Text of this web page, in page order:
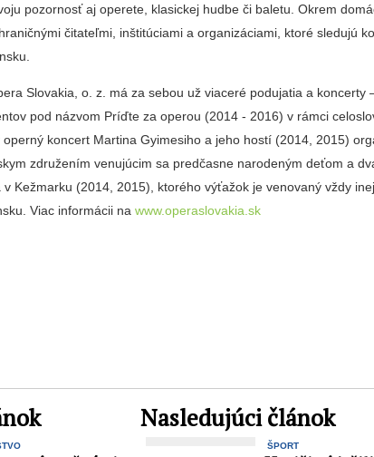
pozornosť aj operete, klasickej hudbe či baletu. Okrem
čitateľmi, inštitúciami a organizáciami, ktoré sledujú
Slovakia, o. z. má za sebou už viaceré podujatia a koncerty
pod názvom Príďte za operou (2014 ‑ 2016) v rámci
operný koncert Martina Gyimesiho a jeho hostí (2014, 2015)
združením venujúcim sa predčasne narodeným deťom a
Kežmarku (2014, 2015), ktorého výťažok je venovaný vždy
Viac informácii nawww.operaslovakia.sk
Nasledujúci článok
ŠPORT